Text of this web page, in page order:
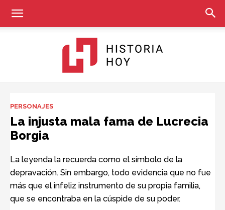
PERSONAJES
La injusta mala fama de Lucrecia
Borgia
La leyenda la recuerda como el símbolo de la
depravación. Sin embargo, todo evidencia que no fue
más que el infeliz instrumento de su propia familia,
que se encontraba en la cúspide de su poder.